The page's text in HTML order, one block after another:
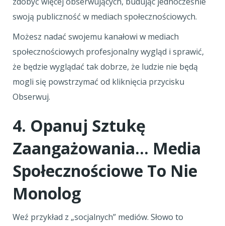
swoją publiczność w mediach społecznościowych.
Możesz nadać swojemu kanałowi w mediach
społecznościowych profesjonalny wygląd i sprawić,
że będzie wyglądać tak dobrze, że ludzie nie będą
mogli się powstrzymać od kliknięcia przycisku
Obserwuj.
4. Opanuj Sztukę
Zaangażowania… Media
Społecznościowe To Nie
Monolog
Weź przykład z „socjalnych” mediów. Słowo to